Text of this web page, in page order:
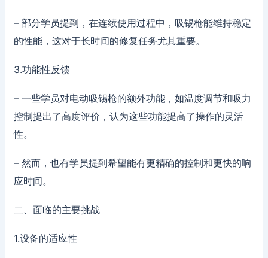
– 部分学员提到，在连续使用过程中，吸锡枪能维持稳定
的性能，这对于长时间的修复任务尤其重要。
3.功能性反馈
– 一些学员对电动吸锡枪的额外功能，如温度调节和吸力
控制提出了高度评价，认为这些功能提高了操作的灵活
性。
– 然而，也有学员提到希望能有更精确的控制和更快的响
应时间。
二、面临的主要挑战
1.设备的适应性